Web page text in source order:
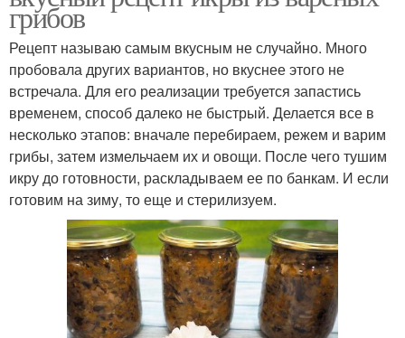
грибов
Рецепт называю самым вкусным не случайно. Много
пробовала других вариантов, но вкуснее этого не
встречала. Для его реализации требуется запастись
временем, способ далеко не быстрый. Делается все в
несколько этапов: вначале перебираем, режем и варим
грибы, затем измельчаем их и овощи. После чего тушим
икру до готовности, раскладываем ее по банкам. И если
готовим на зиму, то еще и стерилизуем.